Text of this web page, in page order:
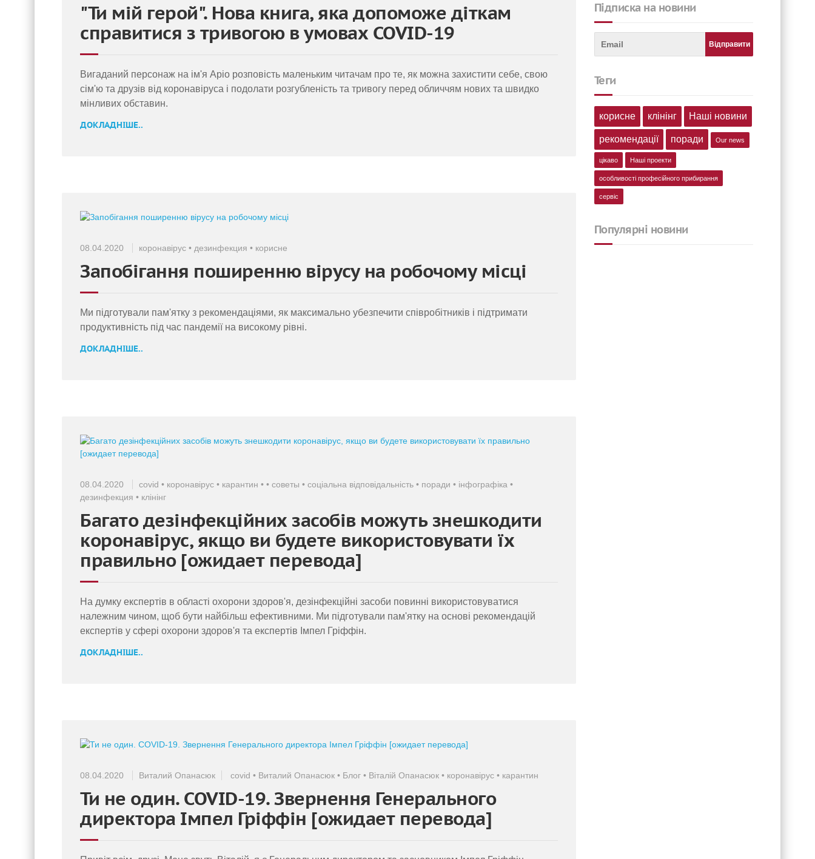
"Ти мій герой". Нова книга, яка допоможе діткам
справитися з тривогою в умовах COVID-19
Вигаданий персонаж на ім'я Аріо розповість маленьким читачам про те, як можна захистити себе, свою
сім'ю та друзів від коронавіруса і подолати розгубленість та тривогу перед обличчям нових та швидко
мінливих обставин.
ДОКЛАДНІШЕ..
08.04.2020 коронавірус • дезинфекция • корисне
Запобігання поширенню вірусу на робочому місці
Ми підготували пам'ятку з рекомендаціями, як максимально убезпечити співробітників і підтримати
продуктивність під час пандемії на високому рівні.
ДОКЛАДНІШЕ..
08.04.2020 covid • коронавірус • карантин • • советы • соціальна відповідальність • поради • інфографіка •
дезинфекция • клінінг
Багато дезінфекційних засобів можуть знешкодити
коронавірус, якщо ви будете використовувати їх
правильно [ожидает перевода]
На думку експертів в області охорони здоров'я, дезінфекційні засоби повинні використовуватися
належним чином, щоб бути найбільш ефективними. Ми підготували пам'ятку на основі рекомендацій
експертів у сфері охорони здоров'я та експертів Імпел Гріффін.
ДОКЛАДНІШЕ..
08.04.2020 Виталий Опанасюк covid • Виталий Опанасюк • Блог • Віталій Опанасюк • коронавірус • карантин
Ти не один. COVID-19. Звернення Генерального
директора Імпел Гріффін [ожидает перевода]
Підписка на новини
теги
корисне клінінг Наші новини
рекомендації поради Our news
цікаво Наші проекти
особливості професійного прибирання
сервіс
Популярні новини